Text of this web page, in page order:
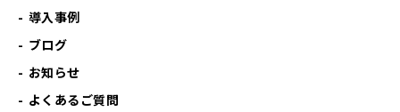
導入事例
ブログ
お知らせ
よくあるご質問